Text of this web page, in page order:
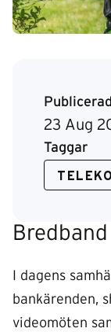
Publicerad
23 Aug
Taggar
I dagens
bankärenden,
videomöten